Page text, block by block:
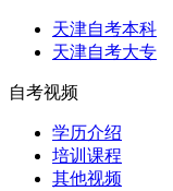
天津自考本科
天津自考大专
自考视频
学历介绍
培训课程
其他视频